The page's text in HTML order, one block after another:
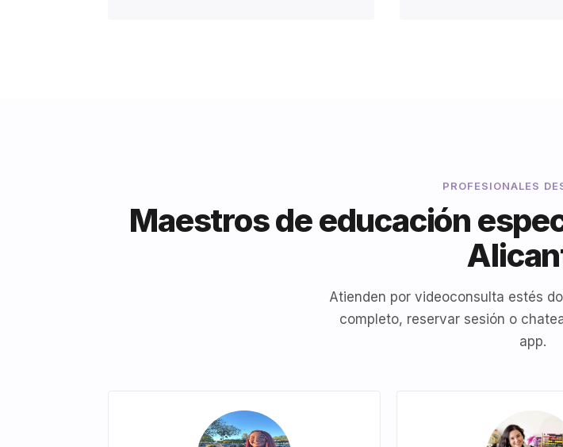
PROFESIONALES
Maestros de educación
Atienden por videoconsulta estés
completo, reservar sesión o
app.